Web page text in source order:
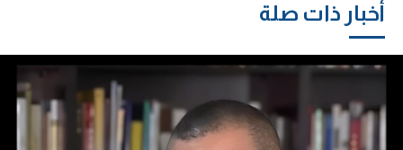
أخبار ذات صلة